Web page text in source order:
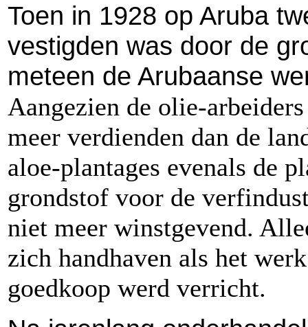
Toen in 1928 op Aruba
vestigden was door de
meteen de Arubaanse
Aangezien de olie-
meer verdienden dan de
aloe-plantages evenals de
grondstof voor de
niet meer winstgevend.
zich handhaven als het
goedkoop werd verricht.